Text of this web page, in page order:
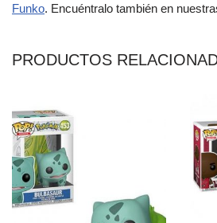
Funko. Encuéntralo también en
PRODUCTOS